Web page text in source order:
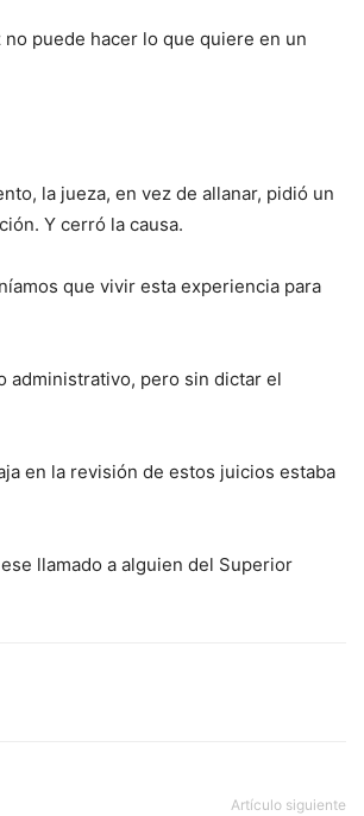
puede hacer lo que quiere en un
la jueza, en vez de allanar, pidió un
Y cerró la causa.
que vivir esta experiencia para
administrativo, pero sin dictar el
en la revisión de estos juicios estaba
llamado a alguien del Superior
Artículo siguiente